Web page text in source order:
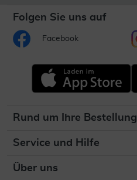
Folgen Sie uns auf
Facebook
Rund um Ihre Bestellung
Service und Hilfe
Über uns